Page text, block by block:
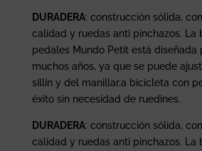
DURADERA: construcción sólida,
calidad y ruedas anti pinchazos. La
pedales Mundo Petit está diseñada
muchos años, ya que se puede
sillín y del manillar.a bicicleta con
éxito sin necesidad de ruedines.
DURADERA: construcción sólida,
calidad y ruedas anti pinchazos. La